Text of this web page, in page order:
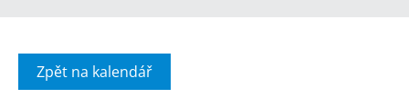
Zpět na kalendář